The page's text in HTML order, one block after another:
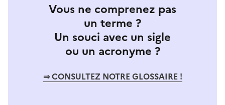
Vous ne comprenez pas
un terme ?
Un souci avec un sigle
ou un acronyme ?
⇒ CONSULTEZ NOTRE GLOSSAIRE !